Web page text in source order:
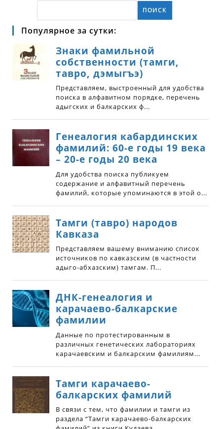
ПОИСК
Популярное за сутки: